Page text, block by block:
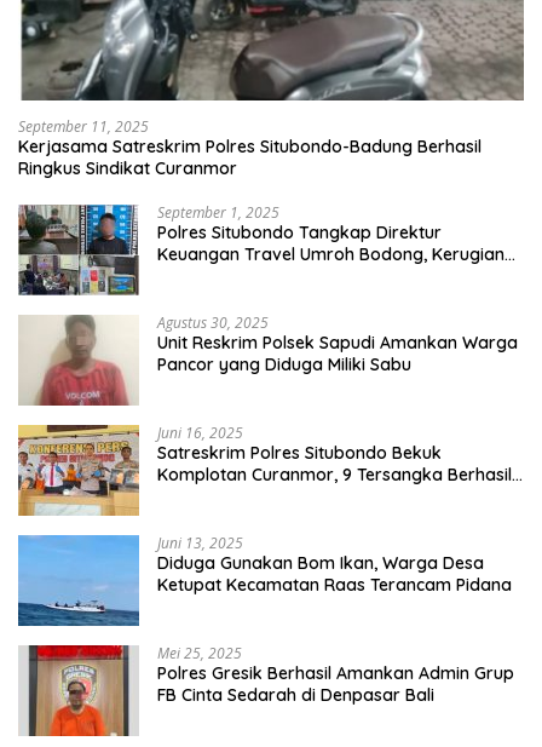
September 11, 2025
Kerjasama Satreskrim Polres Situbondo-Badung Berhasil
Ringkus Sindikat Curanmor
September 1, 2025
Polres Situbondo Tangkap Direktur
Keuangan Travel Umroh Bodong, Kerugian
Agustus 30, 2025
Unit Reskrim Polsek Sapudi Amankan Warga
Pancor yang Diduga Miliki Sabu
Juni 16, 2025
Satreskrim Polres Situbondo Bekuk
Komplotan Curanmor, 9 Tersangka Berhasil
Juni 13, 2025
Diduga Gunakan Bom Ikan, Warga Desa
Ketupat Kecamatan Raas Terancam Pidana
Mei 25, 2025
Polres Gresik Berhasil Amankan Admin Grup
FB Cinta Sedarah di Denpasar Bali